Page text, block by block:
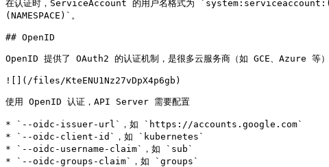
在认证时，ServiceAccount 的用户名格式为
(NAMESPACE)`。
## OpenID
OpenID 提供了 OAuth2 的认证机制，是很多云服务商（如 GCE、Azure 等）
![](/files/KteENU1Nz27vDpX4p6gb)
使用 OpenID 认证，API Server 需要配置
* `--oidc-issuer-url`，如 `https://accounts.google.com`
* `--oidc-client-id`，如 `kubernetes`
* `--oidc-username-claim`，如 `sub`
* `--oidc-groups-claim`，如 `groups`